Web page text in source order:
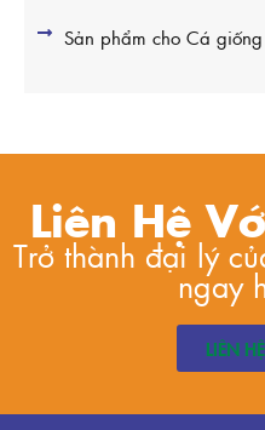
Sản phẩm cho Cá giống
Liên Hệ
Trở thành đại lý
ngay
LIÊN